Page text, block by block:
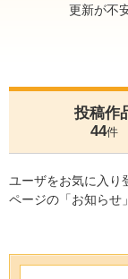
更新が不
投稿作
44件
ユーザをお気に入り
ページの「お知らせ